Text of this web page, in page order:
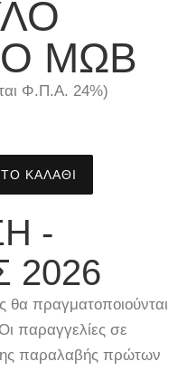
ΜΩΒ
Φ.Π.Α. 24%)
ΚΑΛΆΘΙ
-
2026
θα πραγματοποιούνται
παραγγελίες σε
παραλαβής πρώτων